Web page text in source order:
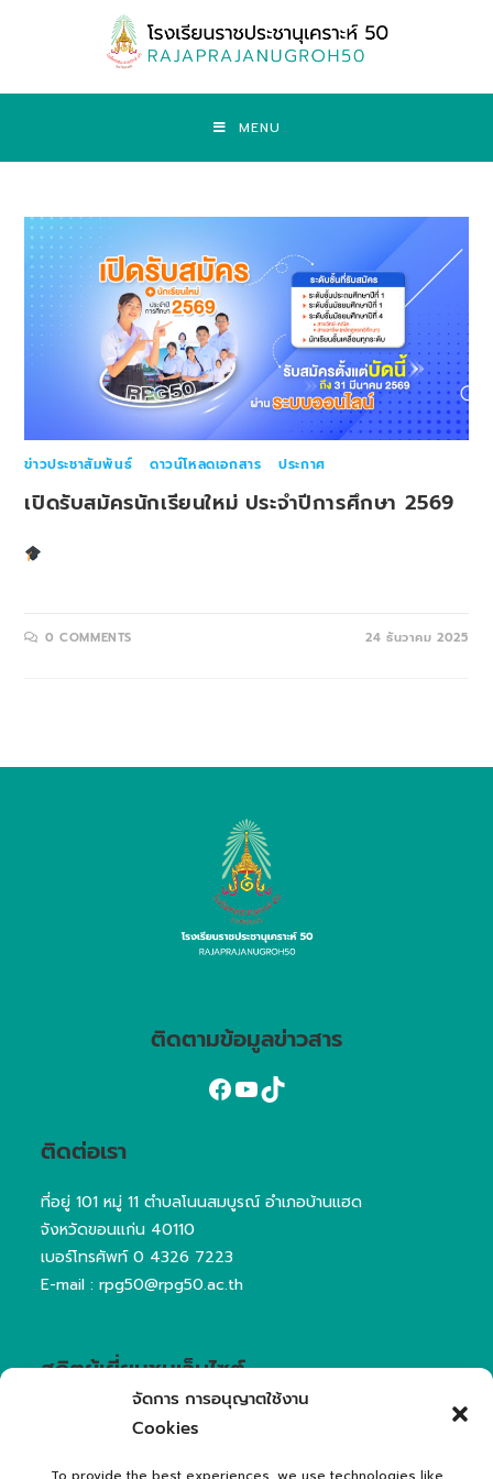
จัดการ การอนุญาตใช้งาน
Cookies
MENU
ข่าวประชาสัมพันธ์ /ดาวน์โหลดเอกสาร /ประกาศ
เปิดรับสมัครนักเรียนใหม่ ประจำปีการศึกษา 2569
0 COMMENTS 24 ธันวาคม 2025
ติดตามข้อมูลข่าวสาร
ติดต่อเรา
ที่อยู่ 101 หมู่ 11 ตำบลโนนสมบูรณ์ อำเภอบ้านแฮด
จังหวัดขอนแก่น 40110
เบอร์โทรศัพท์0 4326 7223
E-mail : rpg50@rpg50.ac.th
สถิตผู้เยี่ยมชมเว็บไซต์
User Online Now
View Page for today
Visitors for today